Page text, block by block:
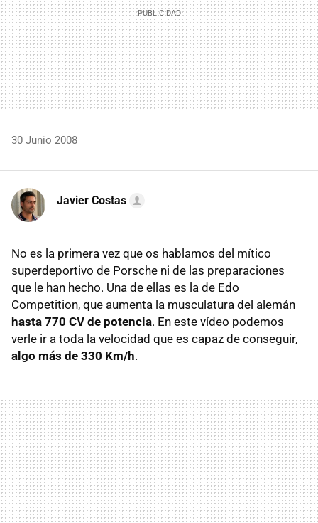
30 Junio 2008
Javier Costas
No es la primera vez que os hablamos del mítico
superdeportivo de Porsche ni de las preparaciones
que le han hecho. Una de ellas es la de Edo
Competition, que aumenta la musculatura del alemán
hasta 770 CV de potencia. En este vídeo podemos
verle ir a toda la velocidad que es capaz de conseguir,
algo más de 330 Km/h.